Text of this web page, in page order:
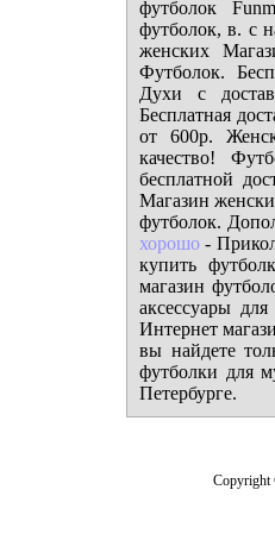
футболок
футболок, в. с
женских
Футболок.
Духи с
Бесплатная
от 600р.
качество!
бесплатной
Магазин
футболок.
хорошо -
купить
магазин
аксессуары
Интернет
вы найдете
футболки для
Петербурге.
Copyright